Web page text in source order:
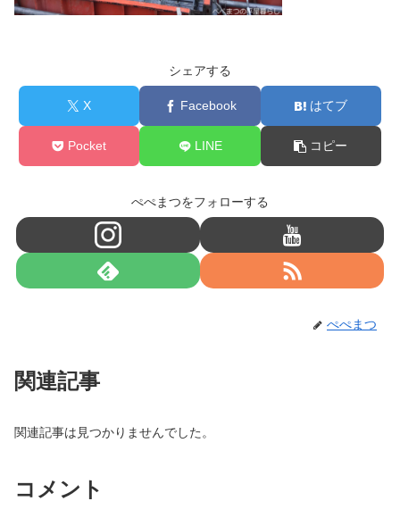
シェアする
X Facebook はてブ
Pocket LINE コピー
ぺぺまつをフォローする
ぺぺまつ
関連記事
関連記事は見つかりませんでした。
コメント